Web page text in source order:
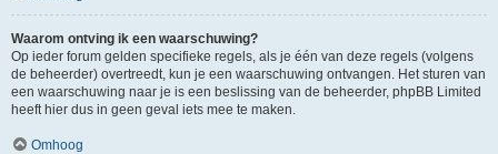
Waarom ontving ik een waarschuwing?
Op ieder forum gelden specifieke regels, als je één van deze regels (volgens
de beheerder) overtreedt, kun je een waarschuwing ontvangen. Het sturen van
een waarschuwing naar je is een beslissing van de beheerder, phpBB Limited
heeft hier dus in geen geval iets mee te maken.
Omhoog